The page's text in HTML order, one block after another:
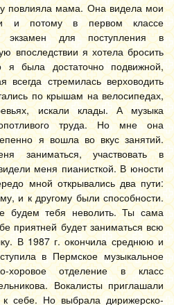
повлияла мама. Она видела мои
и потому в первом классе
для поступления в
впоследствии я хотела бросить
была достаточно подвижной,
всегда стремилась верховодить
по крышам на велосипедах,
искали клады. А музыка
труда. Но мне она
я вошла во вкус занятий.
заниматься, участвовать в
меня пианисткой. В юности
мной открывались два пути:
и к другому были способности.
будем тебя неволить. Ты сама
приятней будет заниматься всю
В 1987 г. окончила среднюю и
в Пермское музыкальное
хоровое отделение в класс
Вокалисты приглашали
себе. Но выбрала дирижерско-